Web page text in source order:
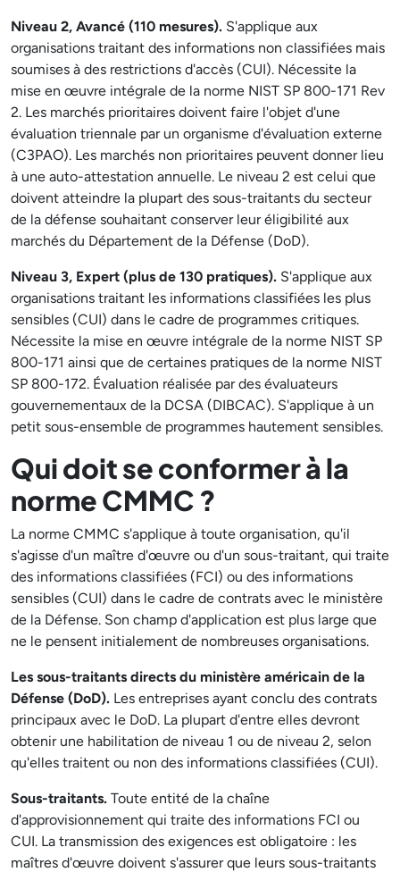
Niveau 2, Avancé (110 mesures). S'applique aux
organisations traitant des informations non classifiées mais
soumises à des restrictions d'accès (CUI). Nécessite la
mise en œuvre intégrale de la norme NIST SP 800-171 Rev
2. Les marchés prioritaires doivent faire l'objet d'une
évaluation triennale par un organisme d'évaluation externe
(C3PAO). Les marchés non prioritaires peuvent donner lieu
à une auto-attestation annuelle. Le niveau 2 est celui que
doivent atteindre la plupart des sous-traitants du secteur
de la défense souhaitant conserver leur éligibilité aux
marchés du Département de la Défense (DoD).
Niveau 3, Expert (plus de 130 pratiques). S'applique aux
organisations traitant les informations classifiées les plus
sensibles (CUI) dans le cadre de programmes critiques.
Nécessite la mise en œuvre intégrale de la norme NIST SP
800-171 ainsi que de certaines pratiques de la norme NIST
SP 800-172. Évaluation réalisée par des évaluateurs
gouvernementaux de la DCSA (DIBCAC). S'applique à un
petit sous-ensemble de programmes hautement sensibles.
Qui doit se conformer à la
norme CMMC ?
La norme CMMC s'applique à toute organisation, qu'il
s'agisse d'un maître d'œuvre ou d'un sous-traitant, qui traite
des informations classifiées (FCI) ou des informations
sensibles (CUI) dans le cadre de contrats avec le ministère
de la Défense. Son champ d'application est plus large que
ne le pensent initialement de nombreuses organisations.
Les sous-traitants directs du ministère américain de la
Défense (DoD). Les entreprises ayant conclu des contrats
principaux avec le DoD. La plupart d'entre elles devront
obtenir une habilitation de niveau 1 ou de niveau 2, selon
qu'elles traitent ou non des informations classifiées (CUI).
Sous-traitants. Toute entité de la chaîne
d'approvisionnement qui traite des informations FCI ou
CUI. La transmission des exigences est obligatoire : les
maîtres d'œuvre doivent s'assurer que leurs sous-traitants